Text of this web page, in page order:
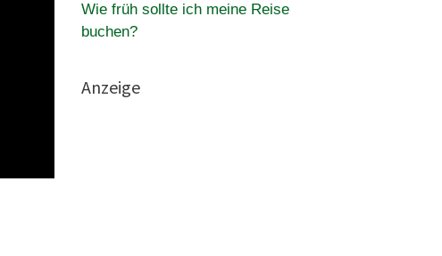
Wie früh sollte ich meine Reise
buchen?
Anzeige